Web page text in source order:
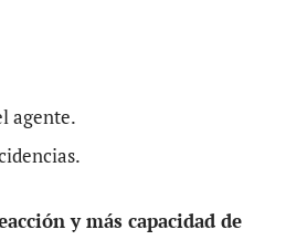
agente.
y más capacidad de